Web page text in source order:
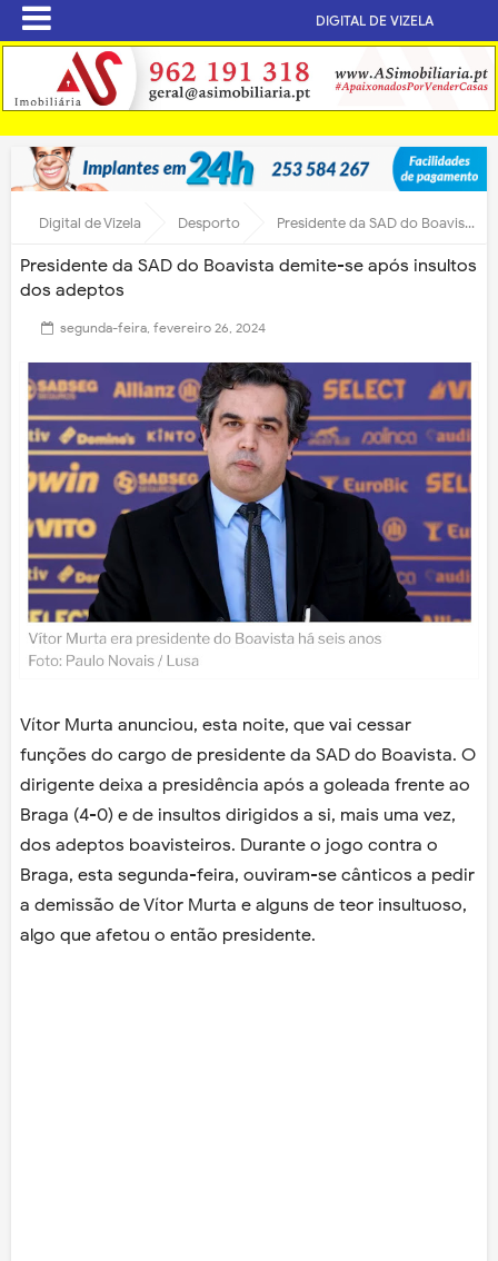
DIGITAL DE VIZELA
Digital de Vizela Desporto Presidente da SAD do Boavista demite-se após insultos dos adeptos
Presidente da SAD do Boavista demite-se após insultos
dos adeptos
segunda-feira, fevereiro 26, 2024
Vítor Murta anunciou, esta noite, que vai cessar
funções do cargo de presidente da SAD do Boavista. O
dirigente deixa a presidência após a goleada frente ao
Braga (4-0) e de insultos dirigidos a si, mais uma vez,
dos adeptos boavisteiros. Durante o jogo contra o
Braga, esta segunda-feira, ouviram-se cânticos a pedir
a demissão de Vítor Murta e alguns de teor insultuoso,
algo que afetou o então presidente.